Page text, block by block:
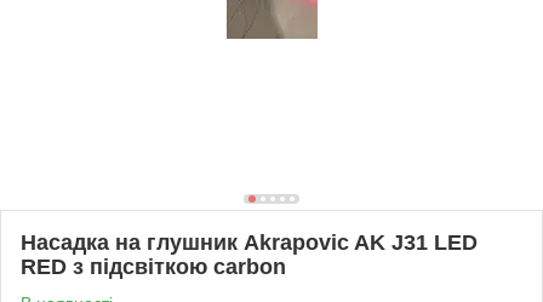
Насадка на глушник Akrapovic AK J31 LED
RED з підсвіткою carbon